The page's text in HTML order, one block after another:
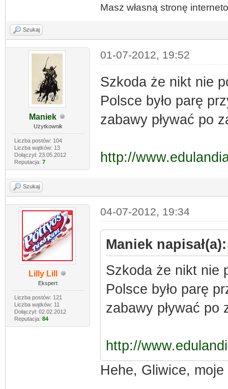
Masz własną stronę
Szukaj
Maniek
Użytkownik
Liczba postów: 104
Liczba wątków: 13
Dołączył: 23.05.2012
Reputacja: 7
01-07-2012, 19:52
Szkoda że nikt nie
Polsce było parę
zabawy pływać po
http://
Szukaj
Lilly Lill
Ekspert
Liczba postów: 121
Liczba wątków: 11
Dołączył: 02.02.2012
Reputacja: 84
04-07-2012, 19:34
Maniek napisał(a):
Szkoda że nikt nie
Polsce było parę
zabawy pływać po
http://
Hehe, Gliwice,